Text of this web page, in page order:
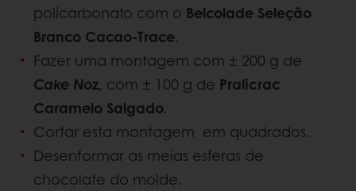
policarbonato com o Belcolade Seleção
Branco Cacao-Trace.
Fazer uma montagem com ± 200 g de
Cake Noz, com ± 100 g de Pralicrac
Caramelo Salgado.
Cortar esta montagem em quadrados.
Desenformar as meias esferas de
chocolate do molde.